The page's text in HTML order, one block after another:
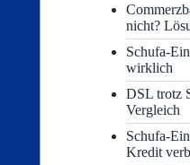
nicht?
Schufa-
wirklich
DSL trotz
Vergleich
Schufa-
Kredit